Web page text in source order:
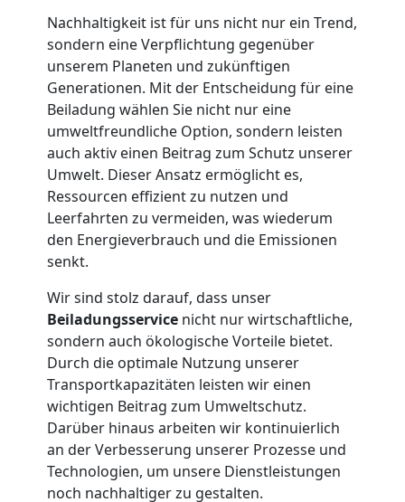
Nachhaltigkeit ist für uns nicht nur ein Trend,
sondern eine Verpflichtung gegenüber
unserem Planeten und zukünftigen
Generationen. Mit der Entscheidung für eine
Beiladung wählen Sie nicht nur eine
umweltfreundliche Option, sondern leisten
auch aktiv einen Beitrag zum Schutz unserer
Umwelt. Dieser Ansatz ermöglicht es,
Ressourcen effizient zu nutzen und
Leerfahrten zu vermeiden, was wiederum
den Energieverbrauch und die Emissionen
senkt.
Wir sind stolz darauf, dass unser
Beiladungsservice nicht nur wirtschaftliche,
sondern auch ökologische Vorteile bietet.
Durch die optimale Nutzung unserer
Transportkapazitäten leisten wir einen
wichtigen Beitrag zum Umweltschutz.
Darüber hinaus arbeiten wir kontinuierlich
an der Verbesserung unserer Prozesse und
Technologien, um unsere Dienstleistungen
noch nachhaltiger zu gestalten.
Klaviertransport
Wolfsberg
Privatumzug
Wolfsberg
Tresortransport
Wolfsberg
Umzug
für